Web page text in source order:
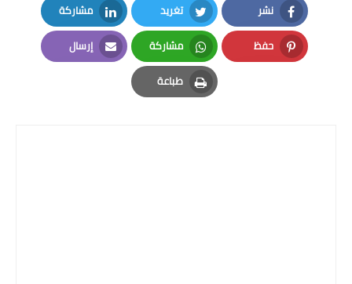
نشر
Facebook
تغريد
Twitter
مشاركة
LinkedIn
حفظ
Pinterest
مشاركة
Whatsapp
إرسال
Email
طباعة
Print